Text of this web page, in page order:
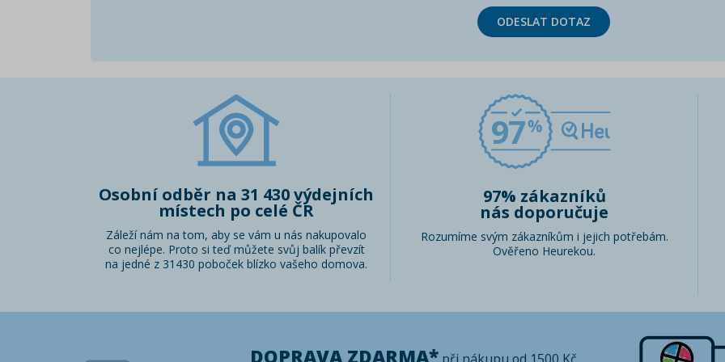
ODESLAT DOTAZ
Osobní odběr na 31 430 výdejních
místech po celé ČR
Záleží nám na tom, aby se vám u nás nakupovalo
co nejlépe. Proto si teď můžete svůj balík převzít
na jedné z 31430 poboček blízko vašeho domova.
97
97% zákazníků
nás doporučuje
Rozumíme svým zákazníkům i jejich potřebám.
Ověřeno Heurekou.
DOPRAVA ZDARMA*